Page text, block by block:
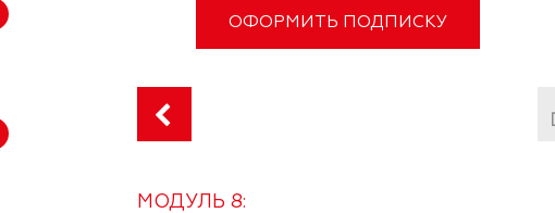
ОФОРМИТЬ ПОДПИСКУ
МОДУЛЬ 8: